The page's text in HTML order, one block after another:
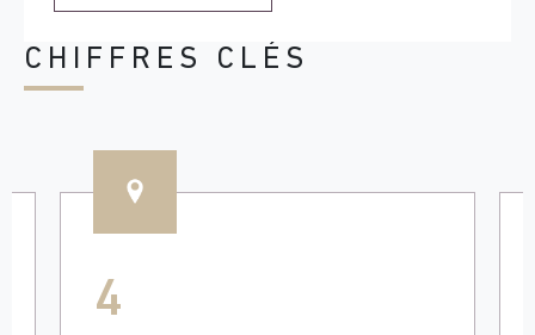
CHIFFRES CLÉS
4